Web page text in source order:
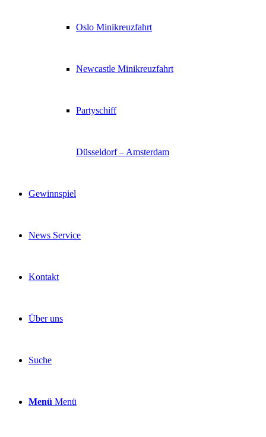
Oslo Minikreuzfahrt
Newcastle Minikreuzfahrt
Partyschiff
Düsseldorf – Amsterdam
Gewinnspiel
News Service
Kontakt
Über uns
Suche
Menü Menü